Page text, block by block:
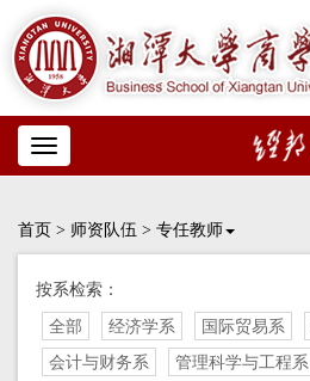
Toggle
navigation
首页 > 师资队伍 > 专任教师
按系检索：
全部 经济学系 国际贸易系
会计与财务系
管理科学与工程系